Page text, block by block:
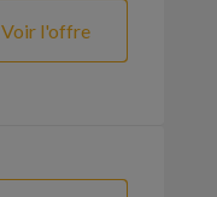
Voir l'offre